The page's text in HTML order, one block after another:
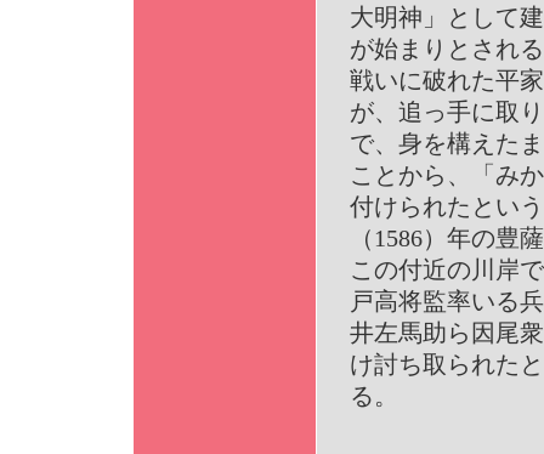
大明神」として
が始まりとされ
戦いに破れた平
が、追っ手に取
で、身を構えた
ことから、「み
付けられたとい
（1586）年の豊
この付近の川岸
戸高将監率いる
井左馬助ら因尾
け討ち取られた
る。